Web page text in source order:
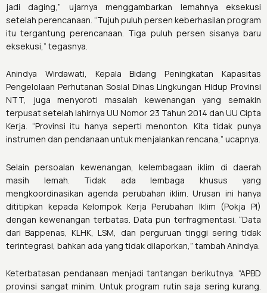
jadi daging,” ujarnya menggambarkan lemahnya eksekusi
setelah perencanaan. “Tujuh puluh persen keberhasilan program
itu tergantung perencanaan. Tiga puluh persen sisanya baru
eksekusi,” tegasnya.
Anindya Wirdawati, Kepala Bidang Peningkatan Kapasitas
Pengelolaan Perhutanan Sosial Dinas Lingkungan Hidup Provinsi
NTT, juga menyoroti masalah kewenangan yang semakin
terpusat setelah lahirnya UU Nomor 23 Tahun 2014 dan UU Cipta
Kerja. “Provinsi itu hanya seperti menonton. Kita tidak punya
instrumen dan pendanaan untuk menjalankan rencana,” ucapnya.
Selain persoalan kewenangan, kelembagaan iklim di daerah
masih lemah. Tidak ada lembaga khusus yang
mengkoordinasikan agenda perubahan iklim. Urusan ini hanya
dititipkan kepada Kelompok Kerja Perubahan Iklim (Pokja PI)
dengan kewenangan terbatas. Data pun terfragmentasi. “Data
dari Bappenas, KLHK, LSM, dan perguruan tinggi sering tidak
terintegrasi, bahkan ada yang tidak dilaporkan,” tambah Anindya.
Keterbatasan pendanaan menjadi tantangan berikutnya. “APBD
provinsi sangat minim. Untuk program rutin saja sering kurang.